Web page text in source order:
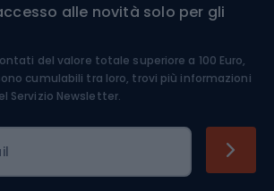
sport
ciclistico
alle novità solo per gli
del valore totale superiore a 100 Euro,
cumulabili tra loro, trovi più informazioni
Servizio Newsletter.